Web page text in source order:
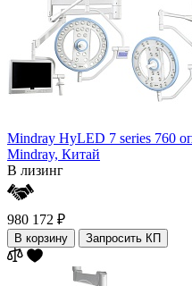
Mindray HyLED 7 series 760
Mindray, Китай
В лизинг
980 172 ₽
В корзину Запросить КП